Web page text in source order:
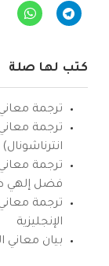
كتب لها صلة
ترجمة معاني
ترجمة
انترناشونال)
ترجمة معاني
فضل إلهي
ترجمة
الإنجليزية
بيان معاني